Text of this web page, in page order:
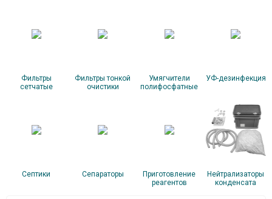
Фильтры
сетчатые
Фильтры тонкой
очистики
Умягчители
полифосфатные
УФ-дезинфекция
Септики Сепараторы
Приготовление
реагентов
Нейтрализаторы
конденсата